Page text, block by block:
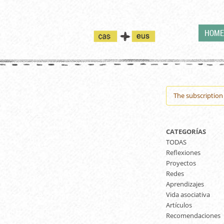
HOME
Warning
The
CATEGORÍAS
TODAS
Reflexiones
Proyectos
Redes
Aprendizajes
Vida asociativa
Artículos
Recomendaciones